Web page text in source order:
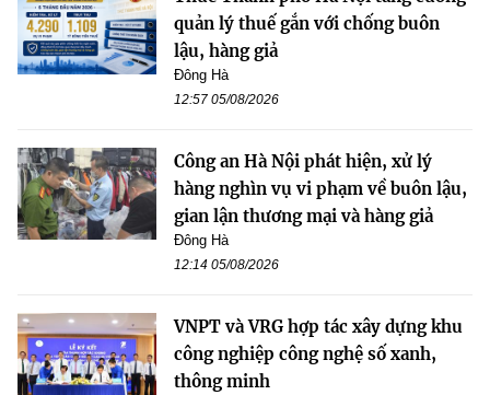
quản lý thuế gắn với chống buôn
lậu, hàng giả
Đông Hà
12:57 05/08/2026
Công an Hà Nội phát hiện, xử lý
hàng nghìn vụ vi phạm về buôn lậu,
gian lận thương mại và hàng giả
Đông Hà
12:14 05/08/2026
VNPT và VRG hợp tác xây dựng khu
công nghiệp công nghệ số xanh,
thông minh